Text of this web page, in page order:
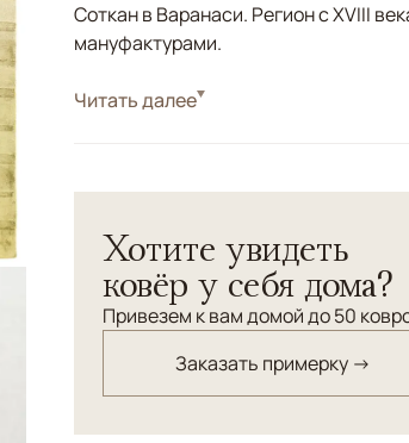
Соткан в Варанаси. Регион с XVIII
мануфактурами.
СтильСовременные
поверхности. Мягкий градиент
создавая эффект вуали —
Читать далее
Хотите увидеть
ковёр у себя дома?
Привезем к вам домой до 50
Заказать примерку →